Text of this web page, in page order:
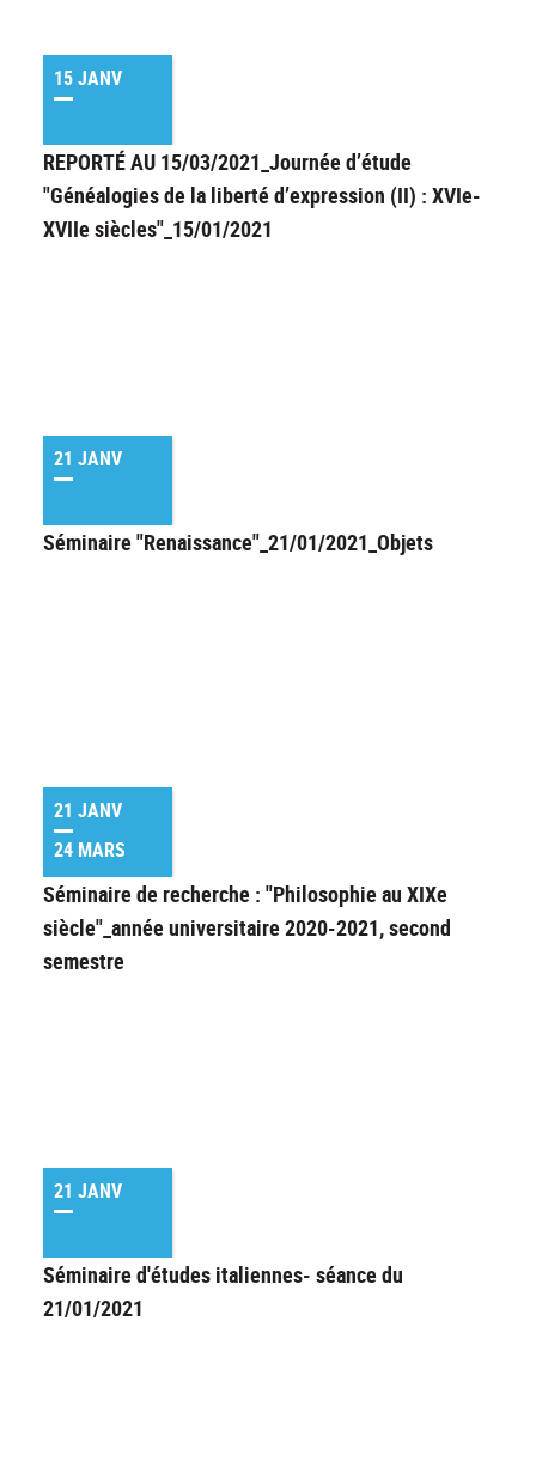
15 JANV
REPORTÉ AU 15/03/2021_Journée d’étude
"Généalogies de la liberté d’expression (II) : XVIe-
XVIIe siècles"_15/01/2021
21 JANV
Séminaire "Renaissance"_21/01/2021_Objets
21 JANV
24 MARS
Séminaire de recherche : "Philosophie au XIXe
siècle"_année universitaire 2020-2021, second
semestre
21 JANV
Séminaire d'études italiennes- séance du
21/01/2021